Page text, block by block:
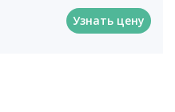
Узнать цену